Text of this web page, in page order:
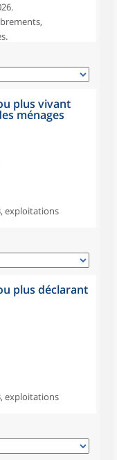
plus vivant
ménages
exploitations
plus déclarant
exploitations